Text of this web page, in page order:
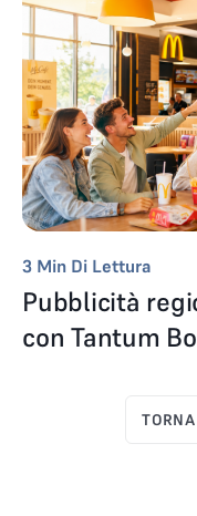
3 Min Di Lettura
Pubblicità
con Tantum